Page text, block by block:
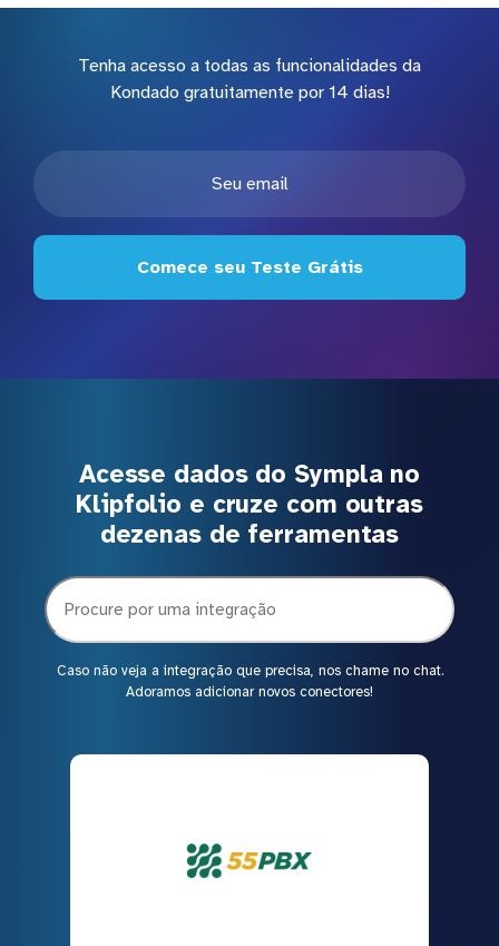
Tenha acesso a todas as funcionalidades da
Kondado gratuitamente por 14 dias!
Comece seu Teste Grátis
Acesse dados do Sympla no
Klipfolio e cruze com outras
dezenas de ferramentas
Caso não veja a integração que precisa, nos chame no chat.
Adoramos adicionar novos conectores!